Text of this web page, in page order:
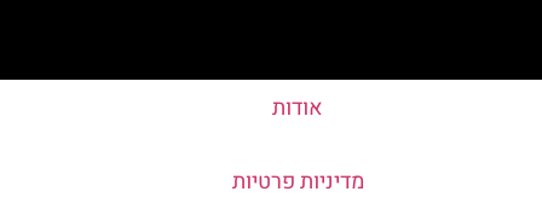
אודות
מדיניות פרטיות